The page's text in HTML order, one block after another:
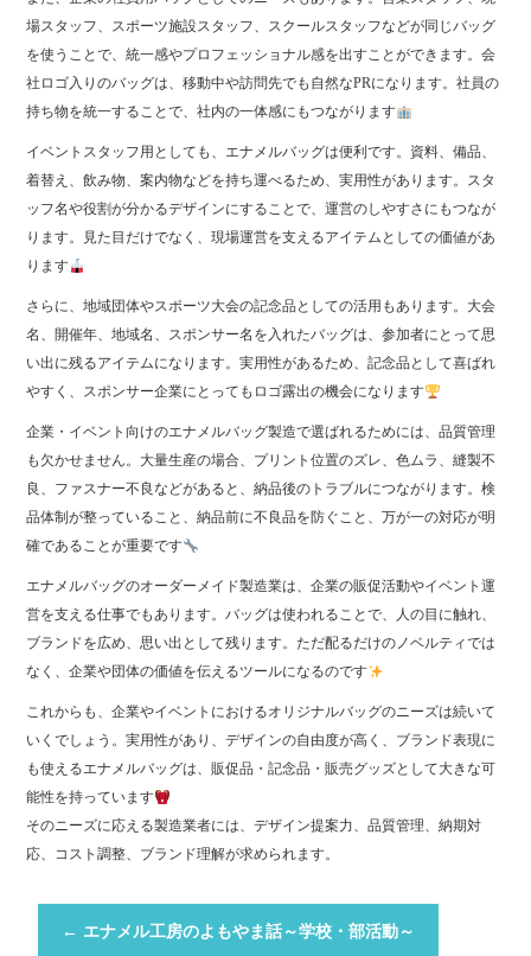
場スタッフ、スポーツ施設スタッフ、スクールスタッフなどが同じバッグ
を使うことで、統一感やプロフェッショナル感を出すことができます。会
社ロゴ入りのバッグは、移動中や訪問先でも自然なPRになります。社員の
持ち物を統一することで、社内の一体感にもつながります
イベントスタッフ用としても、エナメルバッグは便利です。資料、備品、
着替え、飲み物、案内物などを持ち運べるため、実用性があります。スタ
ッフ名や役割が分かるデザインにすることで、運営のしやすさにもつなが
ります。見た目だけでなく、現場運営を支えるアイテムとしての価値があ
ります
さらに、地域団体やスポーツ大会の記念品としての活用もあります。大会
名、開催年、地域名、スポンサー名を入れたバッグは、参加者にとって思
い出に残るアイテムになります。実用性があるため、記念品として喜ばれ
やすく、スポンサー企業にとってもロゴ露出の機会になります
企業・イベント向けのエナメルバッグ製造で選ばれるためには、品質管理
も欠かせません。大量生産の場合、プリント位置のズレ、色ムラ、縫製不
良、ファスナー不良などがあると、納品後のトラブルにつながります。検
品体制が整っていること、納品前に不良品を防ぐこと、万が一の対応が明
確であることが重要です
エナメルバッグのオーダーメイド製造業は、企業の販促活動やイベント運
営を支える仕事でもあります。バッグは使われることで、人の目に触れ、
ブランドを広め、思い出として残ります。ただ配るだけのノベルティでは
なく、企業や団体の価値を伝えるツールになるのです
これからも、企業やイベントにおけるオリジナルバッグのニーズは続いて
いくでしょう。実用性があり、デザインの自由度が高く、ブランド表現に
も使えるエナメルバッグは、販促品・記念品・販売グッズとして大きな可
能性を持っています
そのニーズに応える製造業者には、デザイン提案力、品質管理、納期対
応、コスト調整、ブランド理解が求められます。
← エナメル工房のよもやま話～学校・部活動～